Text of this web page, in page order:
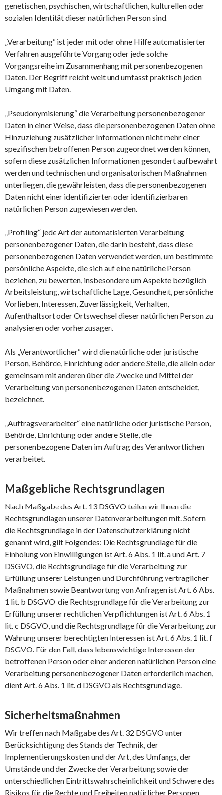
genetischen, psychischen, wirtschaftlichen, kulturellen oder
sozialen Identität dieser natürlichen Person sind.
„Verarbeitung“ ist jeder mit oder ohne Hilfe automatisierter
Verfahren ausgeführte Vorgang oder jede solche
Vorgangsreihe im Zusammenhang mit personenbezogenen
Daten. Der Begriff reicht weit und umfasst praktisch jeden
Umgang mit Daten.
„Pseudonymisierung“ die Verarbeitung personenbezogener
Daten in einer Weise, dass die personenbezogenen Daten ohne
Hinzuziehung zusätzlicher Informationen nicht mehr einer
spezifischen betroffenen Person zugeordnet werden können,
sofern diese zusätzlichen Informationen gesondert aufbewahrt
werden und technischen und organisatorischen Maßnahmen
unterliegen, die gewährleisten, dass die personenbezogenen
Daten nicht einer identifizierten oder identifizierbaren
natürlichen Person zugewiesen werden.
„Profiling“ jede Art der automatisierten Verarbeitung
personenbezogener Daten, die darin besteht, dass diese
personenbezogenen Daten verwendet werden, um bestimmte
persönliche Aspekte, die sich auf eine natürliche Person
beziehen, zu bewerten, insbesondere um Aspekte bezüglich
Arbeitsleistung, wirtschaftliche Lage, Gesundheit, persönliche
Vorlieben, Interessen, Zuverlässigkeit, Verhalten,
Aufenthaltsort oder Ortswechsel dieser natürlichen Person zu
analysieren oder vorherzusagen.
Als „Verantwortlicher“ wird die natürliche oder juristische
Person, Behörde, Einrichtung oder andere Stelle, die allein oder
gemeinsam mit anderen über die Zwecke und Mittel der
Verarbeitung von personenbezogenen Daten entscheidet,
bezeichnet.
„Auftragsverarbeiter“ eine natürliche oder juristische Person,
Behörde, Einrichtung oder andere Stelle, die
personenbezogene Daten im Auftrag des Verantwortlichen
verarbeitet.
Maßgebliche Rechtsgrundlagen
Nach Maßgabe des Art. 13 DSGVO teilen wir Ihnen die
Rechtsgrundlagen unserer Datenverarbeitungen mit. Sofern
die Rechtsgrundlage in der Datenschutzerklärung nicht
genannt wird, gilt Folgendes: Die Rechtsgrundlage für die
Einholung von Einwilligungen ist Art. 6 Abs. 1 lit. a und Art. 7
DSGVO, die Rechtsgrundlage für die Verarbeitung zur
Erfüllung unserer Leistungen und Durchführung vertraglicher
Maßnahmen sowie Beantwortung von Anfragen ist Art. 6 Abs.
1 lit. b DSGVO, die Rechtsgrundlage für die Verarbeitung zur
Erfüllung unserer rechtlichen Verpflichtungen ist Art. 6 Abs. 1
lit. c DSGVO, und die Rechtsgrundlage für die Verarbeitung zur
Wahrung unserer berechtigten Interessen ist Art. 6 Abs. 1 lit. f
DSGVO. Für den Fall, dass lebenswichtige Interessen der
betroffenen Person oder einer anderen natürlichen Person eine
Verarbeitung personenbezogener Daten erforderlich machen,
dient Art. 6 Abs. 1 lit. d DSGVO als Rechtsgrundlage.
Sicherheitsmaßnahmen
Wir treffen nach Maßgabe des Art. 32 DSGVO unter
Berücksichtigung des Stands der Technik, der
Implementierungskosten und der Art, des Umfangs, der
Umstände und der Zwecke der Verarbeitung sowie der
unterschiedlichen Eintrittswahrscheinlichkeit und Schwere des
Risikos für die Rechte und Freiheiten natürlicher Personen,